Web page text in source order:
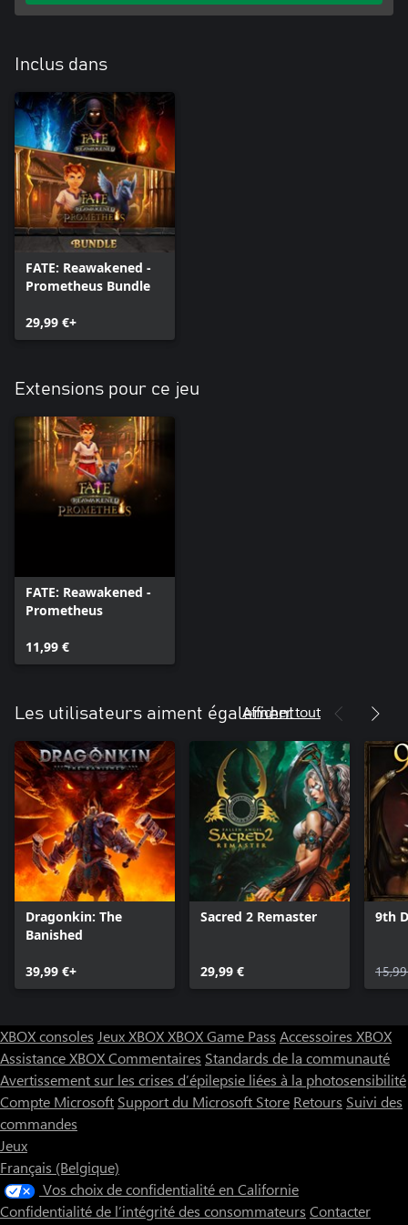
Lorsque la mort s'annonce, choisissez parmi 3 chemins de
Inclus dans
FATE: Reawakened -
Prometheus Bundle
29,99 €+
Extensions pour ce jeu
FATE: Reawakened -
Prometheus
11,99 €
Les utilisateurs aiment également
Afficher tout
Dragonkin: The
Banished
39,99 €+
Sacred 2 Remaster
29,99 €
9th
XBOX consoles Jeux XBOXXBOX Game Pass Accessoires XBOX
Assistance XBOXCommentaires Standards de la communauté
Avertissement sur les crises d’épilepsie liées à la photosensibilité
Compte Microsoft Support du Microsoft Store Retours Suivi des
commandes
Jeux
Français (Belgique)
Vos choix de confidentialité en Californie
Confidentialité de l’intégrité des consommateurs Contacter